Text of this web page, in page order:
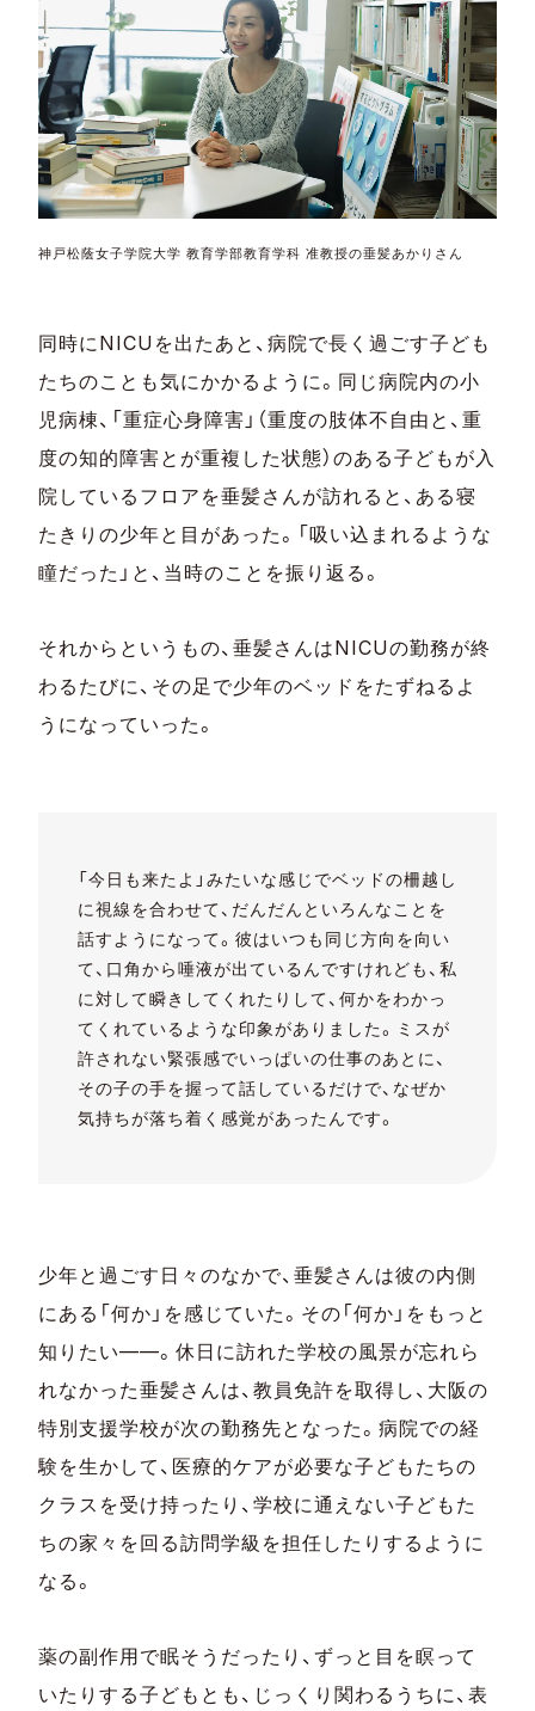
神戸松蔭女子学院大学 教育学部教育学科 准教授の垂髪あかりさん
同時にNICUを出たあと、病院で長く過ごす子ども
たちのことも気にかかるように。同じ病院内の小
児病棟、「重症心身障害」（重度の肢体不自由と、重
度の知的障害とが重複した状態）のある子どもが入
院しているフロアを垂髪さんが訪れると、ある寝
たきりの少年と目があった。「吸い込まれるような
瞳だった」と、当時のことを振り返る。
それからというもの、垂髪さんはNICUの勤務が終
わるたびに、その足で少年のベッドをたずねるよ
うになっていった。
「今日も来たよ」みたいな感じでベッドの柵越し
に視線を合わせて、だんだんといろんなことを
話すようになって。彼はいつも同じ方向を向い
て、口角から唾液が出ているんですけれども、私
に対して瞬きしてくれたりして、何かをわかっ
てくれているような印象がありました。ミスが
許されない緊張感でいっぱいの仕事のあとに、
その子の手を握って話しているだけで、なぜか
気持ちが落ち着く感覚があったんです。
少年と過ごす日々のなかで、垂髪さんは彼の内側
にある「何か」を感じていた。その「何か」をもっと
知りたい——。休日に訪れた学校の風景が忘れら
れなかった垂髪さんは、教員免許を取得し、大阪の
特別支援学校が次の勤務先となった。病院での経
験を生かして、医療的ケアが必要な子どもたちの
クラスを受け持ったり、学校に通えない子どもた
ちの家々を回る訪問学級を担任したりするように
なる。
薬の副作用で眠そうだったり、ずっと目を瞑って
いたりする子どもとも、じっくり関わるうちに、表